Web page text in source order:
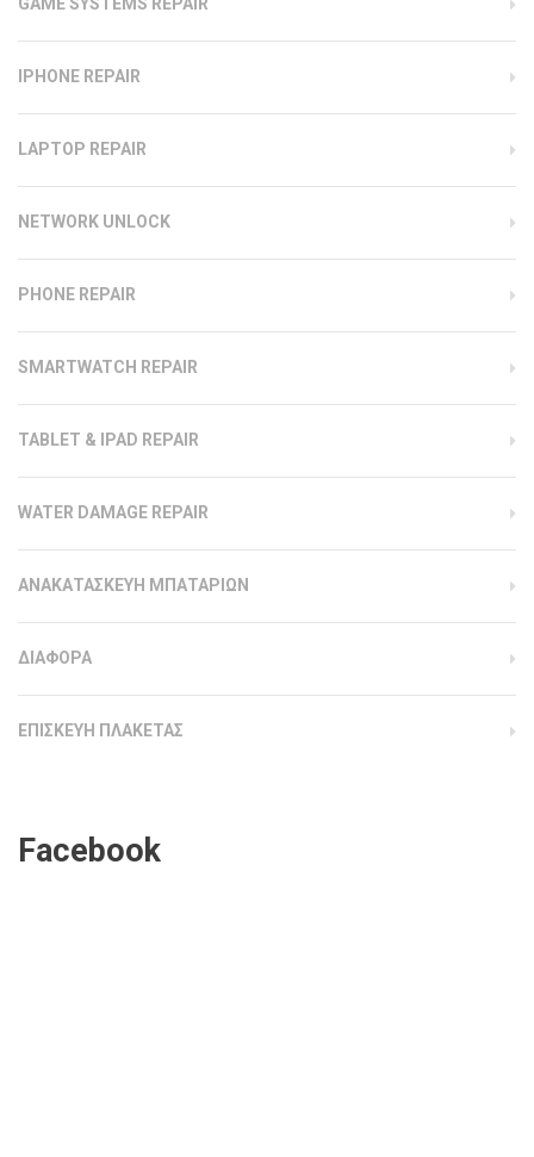
IPHONE REPAIR
LAPTOP REPAIR
NETWORK UNLOCK
PHONE REPAIR
SMARTWATCH REPAIR
TABLET & IPAD REPAIR
WATER DAMAGE REPAIR
ΑΝΑΚΑΤΑΣΚΕΥΗ ΜΠΑΤΑΡΙΩΝ
ΔΙΑΦΟΡΑ
ΕΠΙΣΚΕΥΗ ΠΛΑΚΕΤΑΣ
Facebook